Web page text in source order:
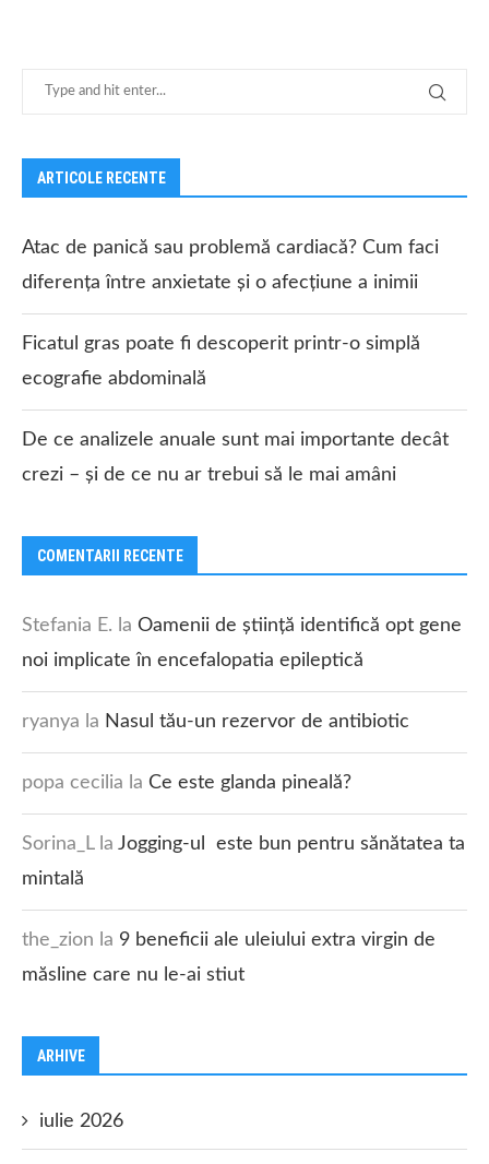
ARTICOLE RECENTE
Atac de panică sau problemă cardiacă? Cum faci
diferența între anxietate și o afecțiune a inimii
Ficatul gras poate fi descoperit printr-o simplă
ecografie abdominală
De ce analizele anuale sunt mai importante decât
crezi – și de ce nu ar trebui să le mai amâni
COMENTARII RECENTE
Stefania E. la Oamenii de știință identifică opt gene
noi implicate în encefalopatia epileptică
ryanya la Nasul tău-un rezervor de antibiotic
popa cecilia la Ce este glanda pineală?
Sorina_Lla Jogging-ul este bun pentru sănătatea ta
mintală
the_zion la 9 beneficii ale uleiului extra virgin de
măsline care nu le-ai stiut
ARHIVE
iulie 2026